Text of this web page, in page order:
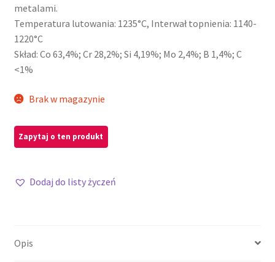
metalami.
Temperatura lutowania: 1235°C, Interwał topnienia: 1140-
1220°C
Skład: Co 63,4%; Cr 28,2%; Si 4,19%; Mo 2,4%; B 1,4%; C
<1%
Brak w magazynie
Dodaj do listy życzeń
Opis